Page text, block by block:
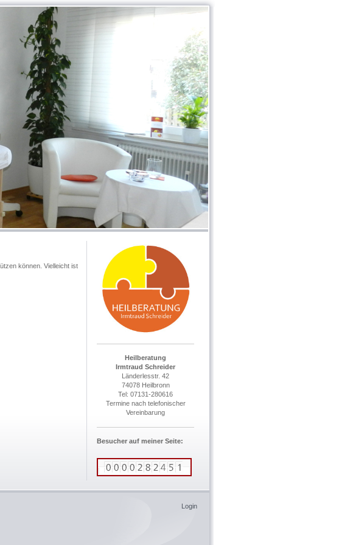
können. Vielleicht ist
Heilberatung
Irmtraud Schreider
Länderlesstr. 42
74078 Heilbronn
Tel: 07131-280616
Termine nach telefonischer
Vereinbarung
Besucher auf meiner Seite:
Login